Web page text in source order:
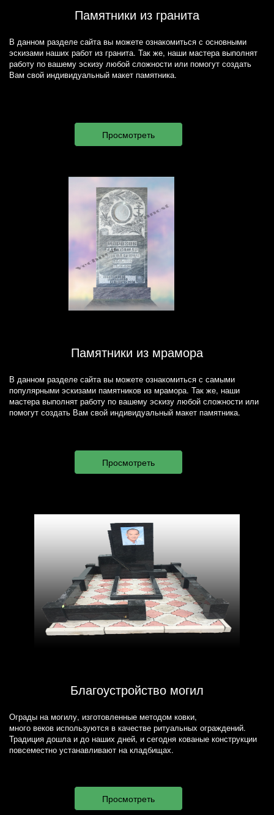
Памятники из гранита
В данном разделе сайта вы можете ознакомиться с основными
эскизами наших работ из гранита. Так же, наши мастера выполнят
работу по вашему эскизу любой сложности или помогут создать
Вам свой индивидуальный макет памятника.
Памятники из мрамора
В данном разделе сайта вы можете ознакомиться с самыми
популярными эскизами памятников из мрамора. Так же, наши
мастера выполнят работу по вашему эскизу любой сложности или
помогут создать Вам свой индивидуальный макет памятника.
Благоустройство могил
Ограды на могилу, изготовленные методом ковки,
много веков используются в качестве ритуальных ограждений.
Традиция дошла и до наших дней, и сегодня кованые конструкции
повсеместно устанавливают на кладбищах.